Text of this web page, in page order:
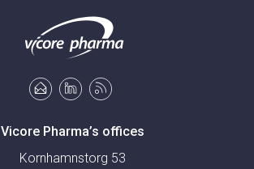
Vicore Pharma’s offices
Kornhamnstorg 53